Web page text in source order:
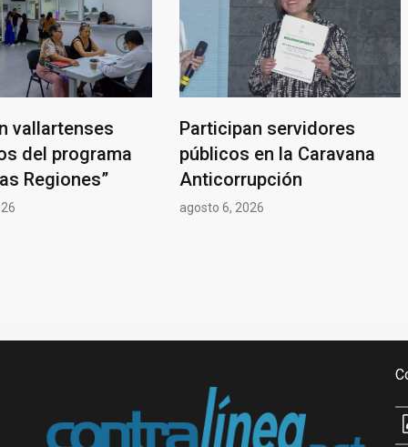
vallartenses
del programa
Regiones”
Participan servidores
públicos en la Caravana
Anticorrupción
agosto 6, 2026